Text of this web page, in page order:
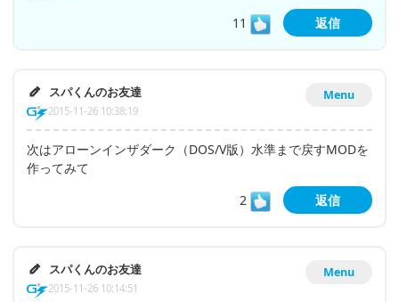
11
返信
Menu
スパくんのお友達
2015-11-26 10:38:19
次はアローンインザダーク（DOS/V版）水準まで戻すMODを
作ってみて
2
返信
Menu
スパくんのお友達
2015-11-26 10:14:51